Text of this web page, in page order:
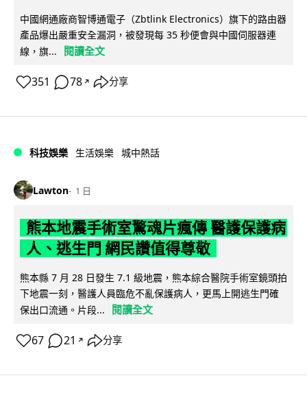
中國網通廠商智博通電子（Zbtlink Electronics）旗下的路由器
產品爆出嚴重安全漏洞，被發現每 35 秒便會與中國伺服器連
線，旗...
閱讀全文
351 78 ↗ 分享
科技娛樂 生活娛樂 城中熱話
Lawton 1 日
熊本地震手術室驚魂片瘋傳 醫護保護病
人、逃生門 網民讚值得尊敬
熊本縣 7 月 28 日發生 7.1 級地震，熊本綜合醫院手術室鏡頭拍
下地震一刻，醫護人員臨危不亂保護病人，更馬上開逃生門確
保出口流通。片段...
閱讀全文
67 21 ↗ 分享